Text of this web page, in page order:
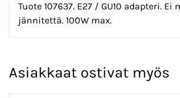
Tuote 107637. E27 / GU10 adapteri. Ei
jännitettä. 100W max.
Asiakkaat ostivat myös